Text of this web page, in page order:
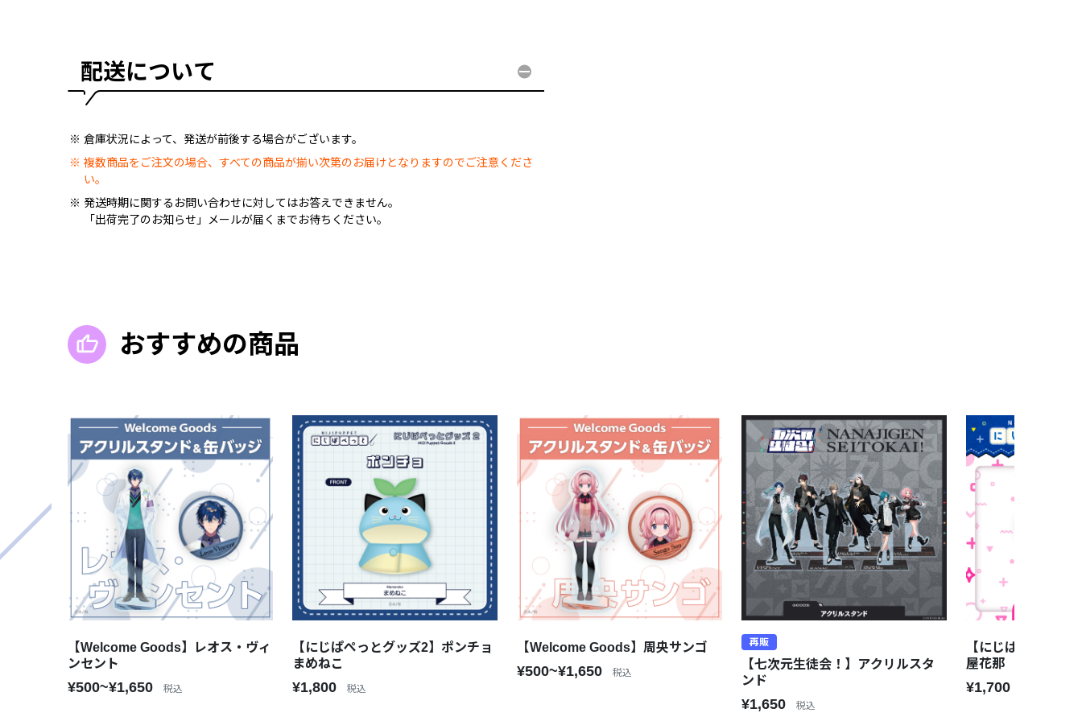
配送について
倉庫状況によって、発送が前後する場合がございます。
複数商品をご注文の場合、すべての商品が揃い次第のお届けとなりますのでご注意くださ
い。
発送時期に関するお問い合わせに対してはお答えできません。
「出荷完了のお知らせ」メールが届くまでお待ちください。
おすすめの商品
【Welcome Goods】レオス・ヴィ
ンセント
¥500~¥1,650 税込
【にじぱぺっとグッズ2】ポンチョ
まめねこ
¥1,800 税込
【Welcome Goods】周央サンゴ
¥500~¥1,650 税込
再販
【七次元生徒会！】アクリルスタ
ンド
¥1,650 税込
【にじぱぺっとシ
屋花那
¥1,700